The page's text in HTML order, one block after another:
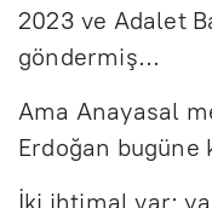
2023 ve Adalet
göndermiş...
Ama Anayasal
Erdoğan bugüne
İki ihtimal var;